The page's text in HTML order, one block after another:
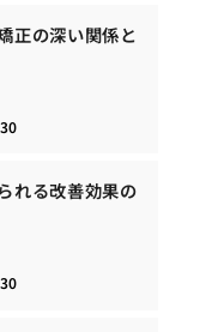
正の深い関係と
れる改善効果の